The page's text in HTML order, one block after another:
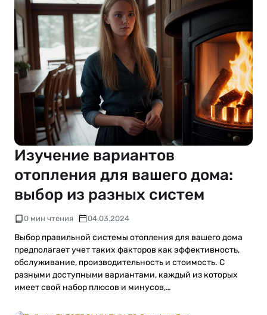
Изучение вариантов
отопления для вашего дома:
выбор из разных систем
0 мин чтения 04.03.2024
Выбор правильной системы отопления для вашего дома
предполагает учет таких факторов как эффективность,
обслуживание, производительность и стоимость. С
разными доступными вариантами, каждый из которых
имеет свой набор плюсов и минусов,…